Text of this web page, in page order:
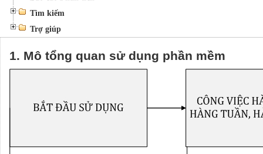
Tìm kiếm
Trợ giúp
1. Mô tổng quan sử dụng phần mềm